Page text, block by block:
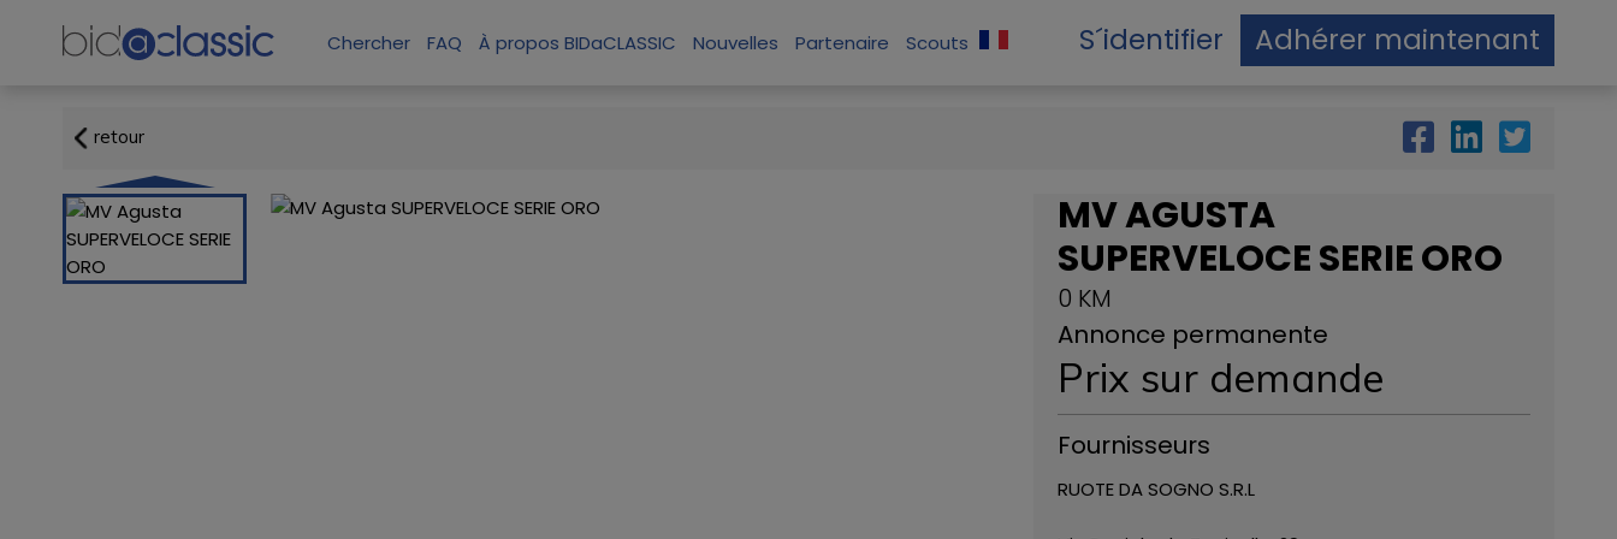
Chercher FAQ À propos BIDaCLASSIC Nouvelles Partenaire Scouts S´identifier Adhérer maintenant
retour
MV AGUSTA
SUPERVELOCE SERIE ORO
0 KM
Annonce permanente
Prix ​​sur demande
Fournisseurs
RUOTE DA SOGNO S.R.L